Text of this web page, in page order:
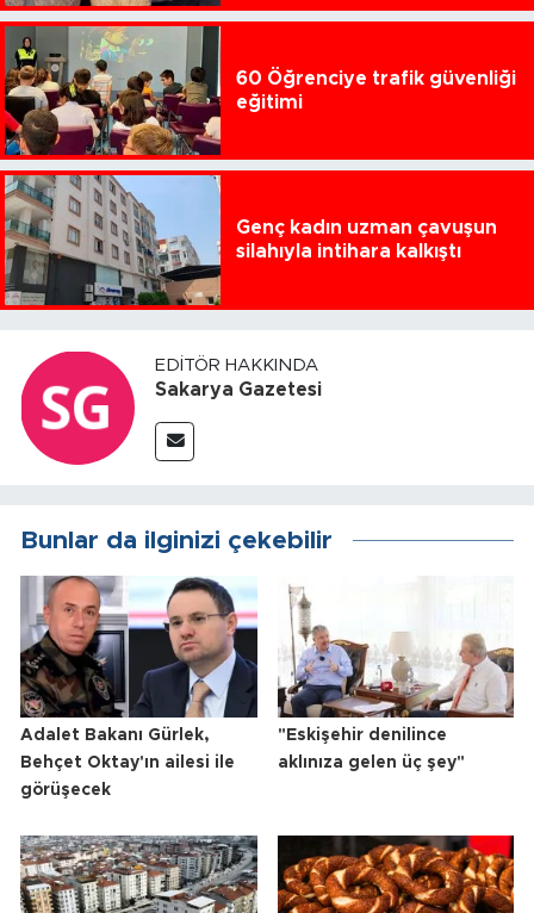
60 Öğrenciye trafik güvenliği
eğitimi
Genç kadın uzman çavuşun
silahıyla intihara kalkıştı
EDITÖR HAKKINDA
Sakarya Gazetesi
Bunlar da ilginizi çekebilir
Adalet Bakanı Gürlek,
Behçet Oktay'ın ailesi ile
görüşecek
"Eskişehir denilince
aklınıza gelen üç şey"